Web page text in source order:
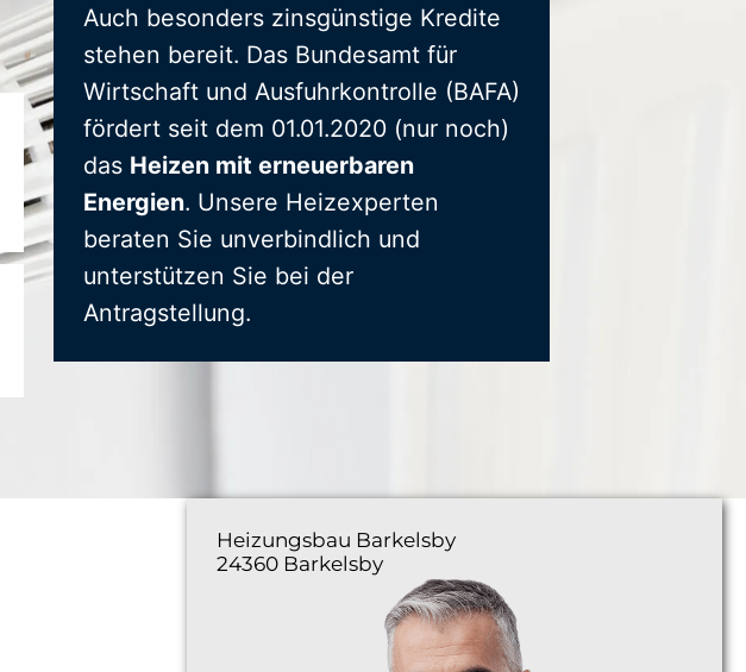
Auch besonders zinsgünstige Kredite
stehen bereit. Das Bundesamt für
Wirtschaft und Ausfuhrkontrolle (BAFA)
fördert seit dem 01.01.2020 (nur noch)
das Heizen mit erneuerbaren
Energien. Unsere Heizexperten
beraten Sie unverbindlich und
unterstützen Sie bei der
Antragstellung.
Heizungsbau Barkelsby
24360 Barkelsby